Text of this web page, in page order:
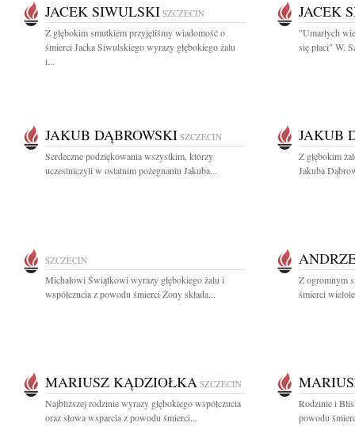
JACEK SIWULSKI SZCZECIN
Z głębokim smutkiem przyjęliśmy wiadomość o
śmierci Jacka Siwulskiego wyrazy głębokiego żalu
i...
JACEK
"Umarłych
się płaci" W.
JAKUB DĄBROWSKI SZCZECIN
Serdeczne podziękowania wszystkim, którzy
uczestniczyli w ostatnim pożegnaniu Jakuba...
JAKUB
Z głębokim
Jakuba
SZCZECIN
Michałowi Świątkowi wyrazy głębokiego żalu i
współczucia z powodu śmierci Żony składa...
Z ogromnym
śmierci
MARIUSZ KĄDZIOŁKA SZCZECIN
Najbliższej rodzinie wyrazy głębokiego współczucia
oraz słowa wsparcia z powodu śmierci...
Rodzinie i
powodu